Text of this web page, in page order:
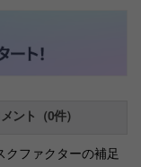
ント（0件）
クファクターの補足